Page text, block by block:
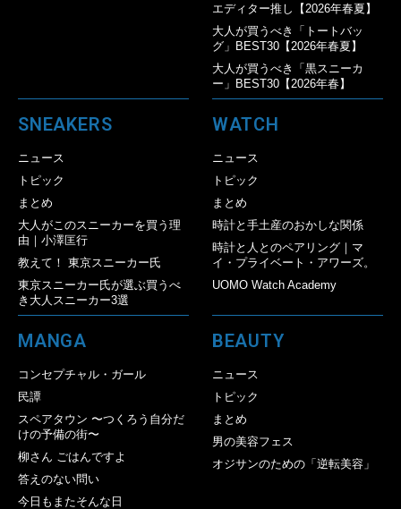
エディター推し【2026年春夏】
大人が買うべき「トートバッ
グ」BEST30【2026年春夏】
大人が買うべき「黒スニーカ
ー」BEST30【2026年春】
SNEAKERS
ニュース
トピック
まとめ
大人がこのスニーカーを買う理
由｜小澤匡行
教えて！ 東京スニーカー氏
東京スニーカー氏が選ぶ買うべ
き大人スニーカー3選
WATCH
ニュース
トピック
まとめ
時計と手土産のおかしな関係
時計と人とのペアリング｜マ
イ・プライベート・アワーズ。
UOMO Watch Academy
MANGA
コンセプチャル・ガール
民譚
スペアタウン 〜つくろう自分だ
けの予備の街〜
柳さん ごはんですよ
答えのない問い
今日もまたそんな日
BEAUTY
ニュース
トピック
まとめ
男の美容フェス
オジサンのための「逆転美容」